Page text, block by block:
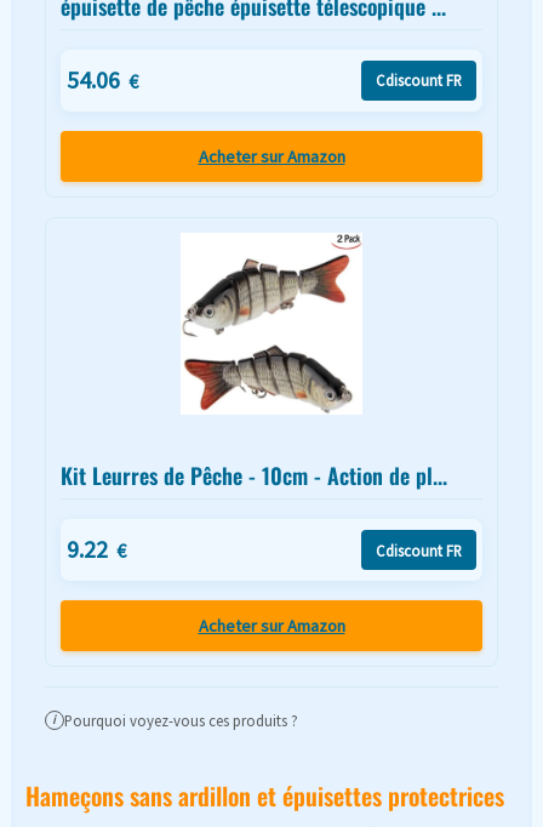
54.06 € Cdiscount FR
Acheter sur Amazon
Kit Leurres de Pêche - 10cm - Action de pl...
9.22 € Cdiscount FR
Acheter sur Amazon
i Pourquoi voyez-vous ces produits ?
Hameçons sans ardillon et épuisettes protectrices